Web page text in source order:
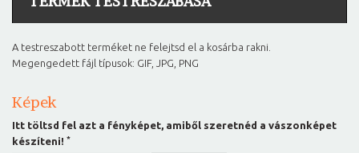
A testreszabott terméket ne felejtsd el a kosárba rakni.
Megengedett fájl típusok: GIF, JPG, PNG
Képek
Itt töltsd fel azt a fényképet, amiből szeretnéd a vászonképet
készíteni! *